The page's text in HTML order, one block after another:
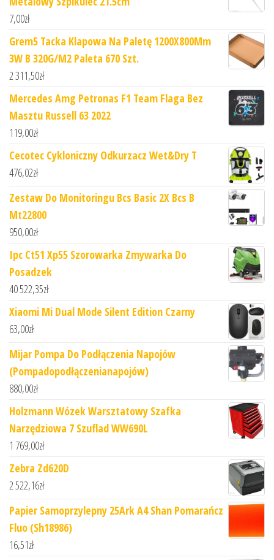
7,00zł
Grem5 Tacka Klapowa Na Paletę 1200X800Mm
3W B 320G/M2 Paleta 670 Szt.
2 311,50zł
Mercedes Amg Petronas F1 Team Flaga Bez
Masztu Russell 63 2022
119,00zł
Cecotec Cykloniczny Odkurzacz Wet&Dry T
476,02zł
Zestaw Do Monitoringu Bcs Basic 2X Bcs B
Mt22800
950,00zł
Ipc Ct51 Xp55 Szorowarka Zmywarka Do
Posadzek
40 522,35zł
Xiaomi Mi Dual Mode Silent Edition Czarny
63,00zł
Mijar Pompa Do Podłączenia Napojów
(Pompadopodłączenianapojów)
880,00zł
Holzmann Wózek Warsztatowy Szafka
Narzędziowa 7 Szuflad WW690L
1 769,00zł
Zebra Zd620D
2 522,16zł
Papier Samoprzylepny 25Ark A4 Shan Pomarańcz
Fluo (Sh18986)
16,51zł